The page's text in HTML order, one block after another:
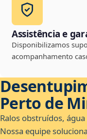
Assistência e
Disponibilizamos
acompanhamento
Perto de
Ralos obstruídos,
Nossa equipe